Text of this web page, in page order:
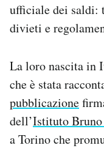
Esci
ufficiale dei saldi:
divieti e
La loro nascita in
che è stata
pubblicazione
dell’Istituto
a Torino che